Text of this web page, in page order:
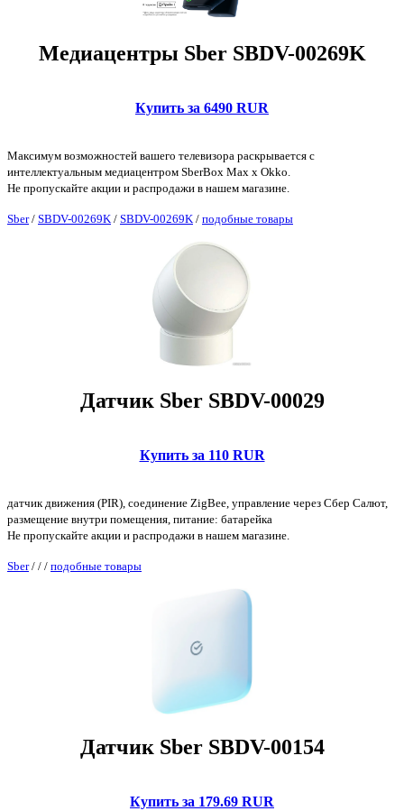
Медиацентры Sber SBDV-00269K
Купить за 6490 RUR
Максимум возможностей вашего телевизора раскрывается с
интеллектуальным медиацентром SberBox Max x Okko.
Не пропускайте акции и распродажи в нашем магазине.
Sber/ SBDV-00269K / SBDV-00269K / подобные товары
Датчик Sber SBDV-00029
Купить за 110 RUR
датчик движения (PIR), соединение ZigBee, управление через Сбер Салют,
размещение внутри помещения, питание: батарейка
Не пропускайте акции и распродажи в нашем магазине.
Sber/ / / подобные товары
Датчик Sber SBDV-00154
Купить за 179.69 RUR